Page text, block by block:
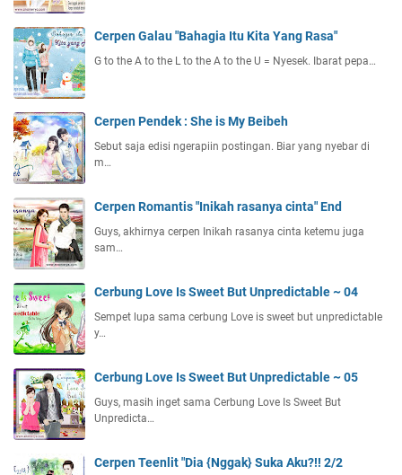
Cerpen Galau "Bahagia Itu Kita Yang Rasa"
G to the A to the L to the A to the U = Nyesek. Ibarat pepa…
Cerpen Pendek : She is My Beibeh
Sebut saja edisi ngerapiin postingan. Biar yang nyebar di
m…
Cerpen Romantis "Inikah rasanya cinta" End
Guys, akhirnya cerpen Inikah rasanya cinta ketemu juga
sam…
Cerbung Love Is Sweet But Unpredictable ~ 04
Sempet lupa sama cerbung Love is sweet but unpredictable
y…
Cerbung Love Is Sweet But Unpredictable ~ 05
Guys, masih inget sama Cerbung Love Is Sweet But
Unpredicta…
Cerpen Teenlit "Dia {Nggak} Suka Aku?!! 2/2